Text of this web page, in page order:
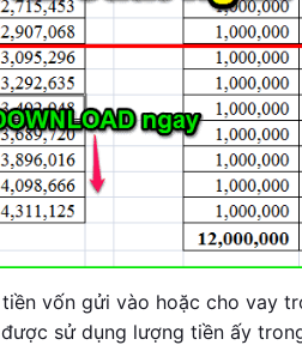
vốn gửi vào hoặc cho vay
sử dụng lượng tiền ấy